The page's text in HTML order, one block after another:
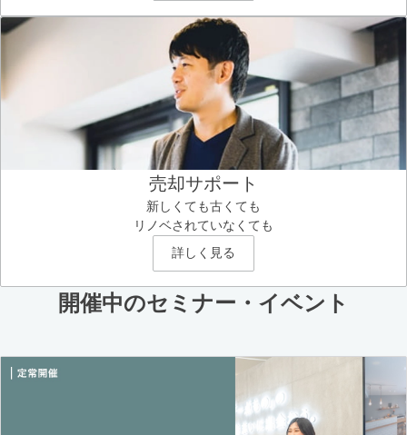
売却サポート
新しくても古くても
リノベされていなくても
詳しく見る
開催中のセミナー・イベント